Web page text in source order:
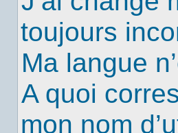
toujours
Ma langue
A quoi
mon nom